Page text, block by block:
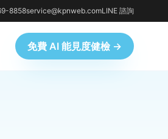
8858service@kpnweb.comLINE 諮詢
免費 AI 能見度健檢 →